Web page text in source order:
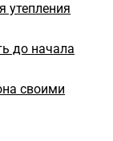
утепления
до начала
своими